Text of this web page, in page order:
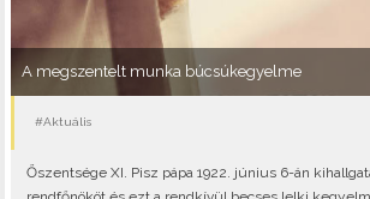
A megszentelt munka búcsúkegyelme
#Aktuális
Őszentsége XI. Pisz pápa 1922. június 6-án